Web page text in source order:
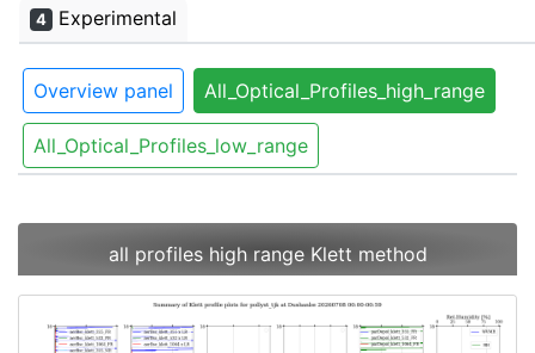
4 Experimental
Overview panel All_Optical_Profiles_high_range
All_Optical_Profiles_low_range
all profiles high range Klett method